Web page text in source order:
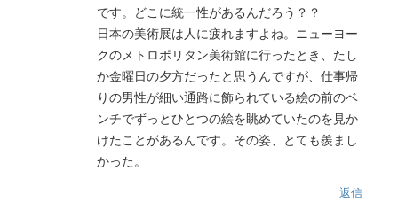
です。どこに統一性があるんだろう？？
日本の美術展は人に疲れますよね。ニューヨー
クのメトロポリタン美術館に行ったとき、たし
か金曜日の夕方だったと思うんですが、仕事帰
りの男性が細い通路に飾られている絵の前のベ
ンチでずっとひとつの絵を眺めていたのを見か
けたことがあるんです。その姿、とても羨まし
かった。
返信